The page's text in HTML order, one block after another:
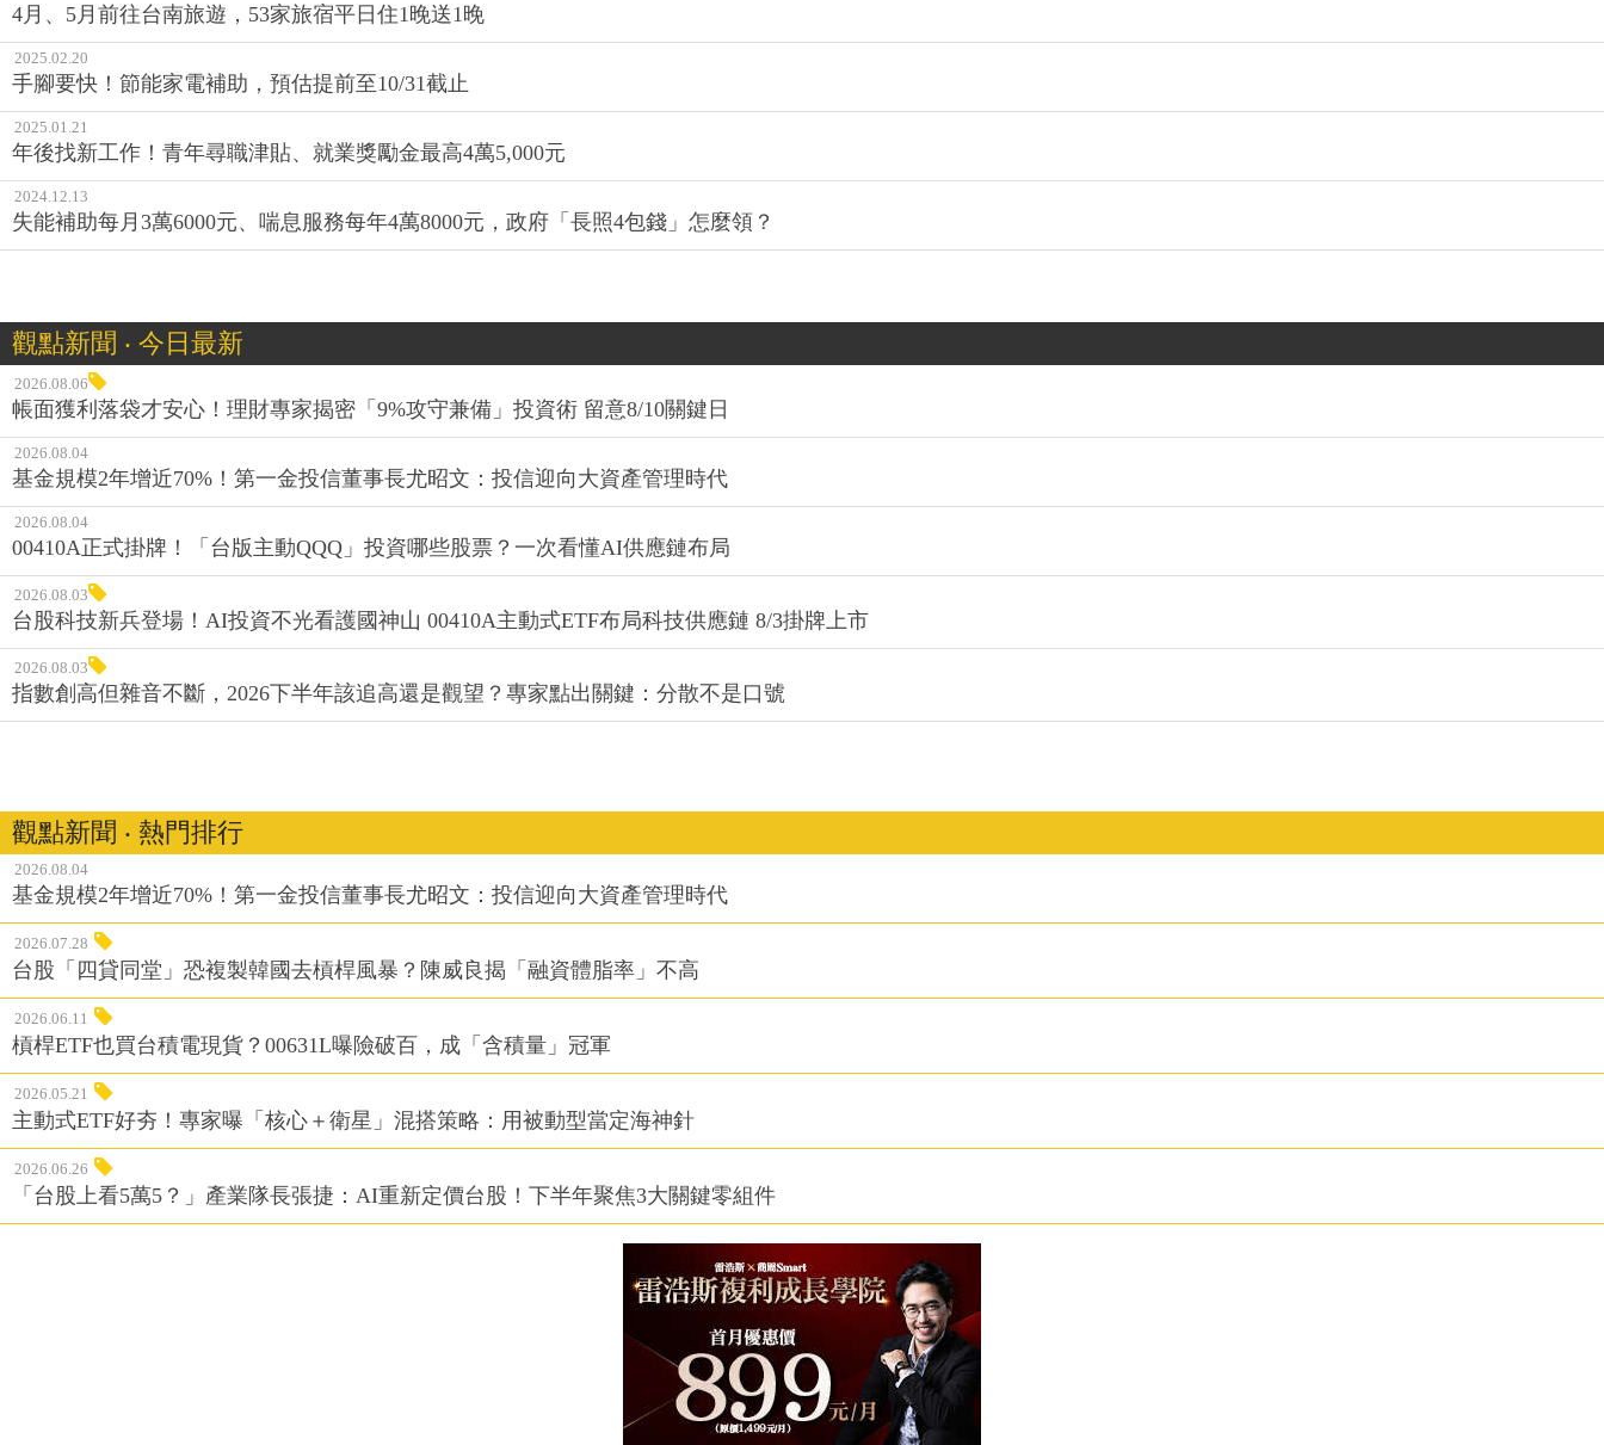
4月、5月前往台南旅遊，53家旅宿平日住1晚送1晚
2025.02.20
手腳要快！節能家電補助，預估提前至10/31截止
2025.01.21
年後找新工作！青年尋職津貼、就業獎勵金最高4萬5,000元
2024.12.13
失能補助每月3萬6000元、喘息服務每年4萬8000元，政府「長照4包錢」怎麼領？
觀點新聞 ‧ 今日最新
2026.08.06
帳面獲利落袋才安心！理財專家揭密「9%攻守兼備」投資術 留意8/10關鍵日
2026.08.04
基金規模2年增近70%！第一金投信董事長尤昭文：投信迎向大資產管理時代
2026.08.04
00410A正式掛牌！「台版主動QQQ」投資哪些股票？一次看懂AI供應鏈布局
2026.08.03
台股科技新兵登場！AI投資不光看護國神山 00410A主動式ETF布局科技供應鏈 8/3掛牌上市
2026.08.03
指數創高但雜音不斷，2026下半年該追高還是觀望？專家點出關鍵：分散不是口號
觀點新聞 ‧ 熱門排行
2026.08.04
基金規模2年增近70%！第一金投信董事長尤昭文：投信迎向大資產管理時代
2026.07.28
台股「四貸同堂」恐複製韓國去槓桿風暴？陳威良揭「融資體脂率」不高
2026.06.11
槓桿ETF也買台積電現貨？00631L曝險破百，成「含積量」冠軍
2026.05.21
主動式ETF好夯！專家曝「核心＋衛星」混搭策略：用被動型當定海神針
2026.06.26
「台股上看5萬5？」產業隊長張捷：AI重新定價台股！下半年聚焦3大關鍵零組件